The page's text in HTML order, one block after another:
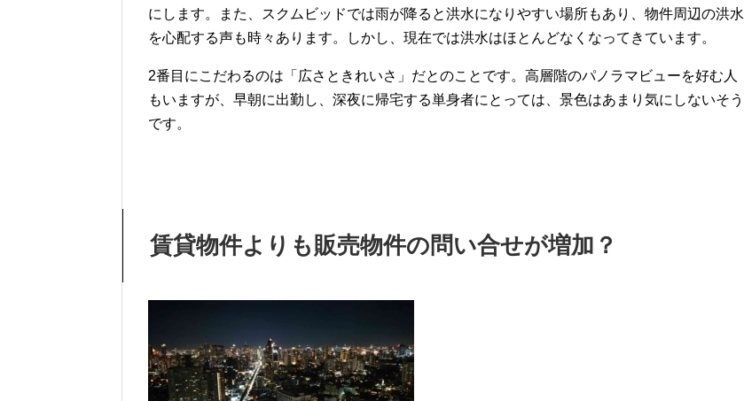
にします。また、スクムビッドでは雨が降ると洪水になりやすい場所もあり、物件周辺の洪水
を心配する声も時々あります。しかし、現在では洪水はほとんどなくなってきています。
2番目にこだわるのは「広さときれいさ」だとのことです。高層階のパノラマビューを好む人
もいますが、早朝に出勤し、深夜に帰宅する単身者にとっては、景色はあまり気にしないそう
です。
賃貸物件よりも販売物件の問い合せが増加？